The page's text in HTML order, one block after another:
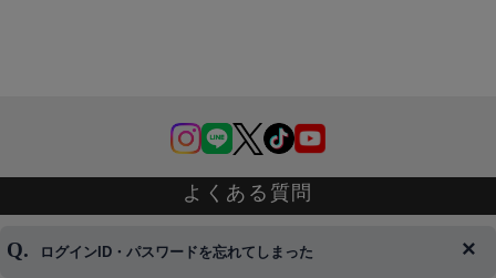
よくある質問
ログインID・パスワードを忘れてしまった